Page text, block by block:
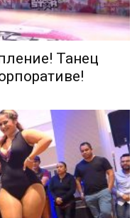
Танец